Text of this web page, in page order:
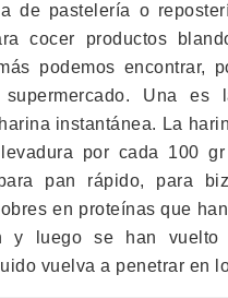
de pastelería o
cocer productos
podemos encontrar,
Una es
instantánea. La
por cada 100
pan rápido, para
en proteínas que
y luego se han vuelto
vuelva a penetrar en